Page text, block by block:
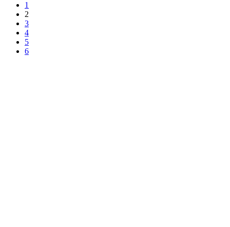
1
2
3
4
5
6